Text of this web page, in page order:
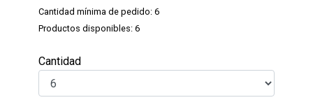
Cantidad mínima de pedido: 6
Productos disponibles: 6
Cantidad